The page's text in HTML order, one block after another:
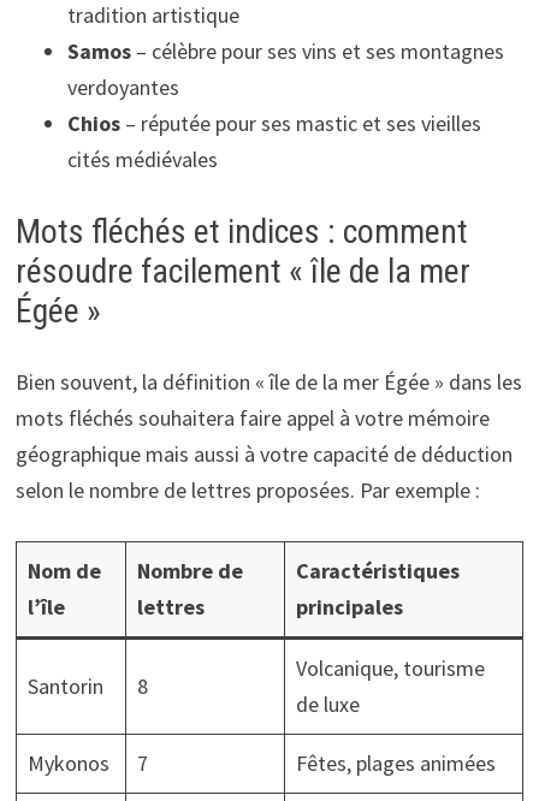
tradition artistique
Samos– célèbre pour ses vins et ses montagnes
verdoyantes
Chios– réputée pour ses mastic et ses vieilles
cités médiévales
Mots fléchés et indices : comment
résoudre facilement « île de la mer
Égée »
Bien souvent, la définition « île de la mer Égée » dans les
mots fléchés souhaitera faire appel à votre mémoire
géographique mais aussi à votre capacité de déduction
selon le nombre de lettres proposées. Par exemple :
Nom de
l’île
Nombre de
lettres
Caractéristiques
principales
Santorin 8
Volcanique, tourisme
de luxe
Mykonos 7 Fêtes, plages animées